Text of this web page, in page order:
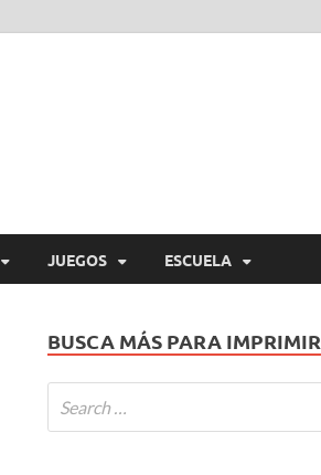
JUEGOS ESCUELA
BUSCA MÁS PARA IMPRIMIR